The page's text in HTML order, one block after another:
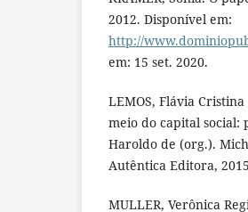
2012. Disponível em:
http://
em: 15 set. 2020.
LEMOS, Flávia
meio do capital social:
Haroldo de (org.).
Autêntica Editora,
MULLER, Verônica